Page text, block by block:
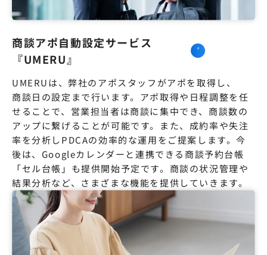
商談アポ自動設定サービス
『UMERU』
UMERUは、弊社のアポスタッフがアポを取得し、
商談日の設定まで行います。アポ取得や日程調整を任
せることで、営業担当者は商談に集中でき、商談数の
アップに繋げることが可能です。また、成約率や失注
率を分析しPDCAの効率的な運用をご提案します。今
後は、Googleカレンダーと連携できる商談予約台帳
「セル台帳」も提供開始予定です。商談の状況管理や
結果分析など、さまざまな機能を提供していきます。